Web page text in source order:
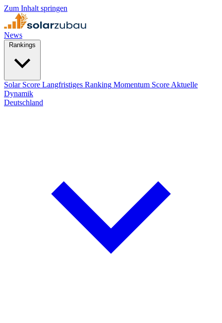
Zum Inhalt springen
News
Solar Score Langfristiges Ranking Momentum Score Aktuelle
Dynamik
Deutschland